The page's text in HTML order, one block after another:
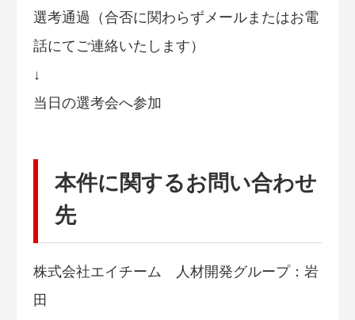
選考通過（合否に関わらずメールまたはお電
話にてご連絡いたします）
↓
当日の選考会へ参加
本件に関するお問い合わせ
先
株式会社エイチーム 人材開発グループ：岩
田